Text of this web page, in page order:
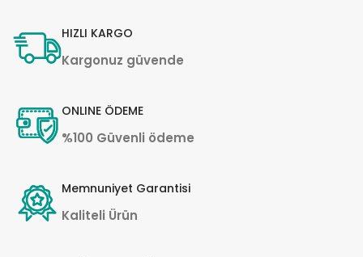
HIZLI KARGO
Kargonuz güvende
ONLINE ÖDEME
%100 Güvenli ödeme
Memnuniyet Garantisi
Kaliteli Ürün